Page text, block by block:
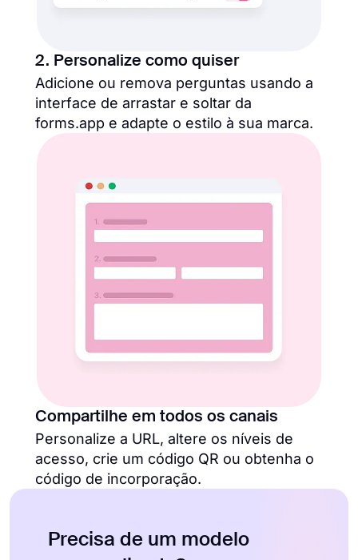
2. Personalize como quiser
Adicione ou remova perguntas usando a
interface de arrastar e soltar da
forms.app e adapte o estilo à sua marca.
Compartilhe em todos os canais
Personalize a URL, altere os níveis de
acesso, crie um código QR ou obtenha o
código de incorporação.
Precisa de um modelo